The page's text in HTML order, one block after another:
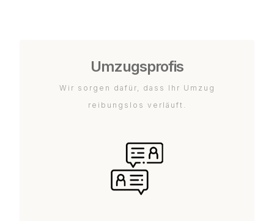
Umzugsprofis
Wir sorgen dafür, dass Ihr Umzug
reibungslos verläuft.